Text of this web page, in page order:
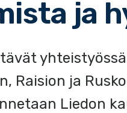
ja
Raision ja
Liedon